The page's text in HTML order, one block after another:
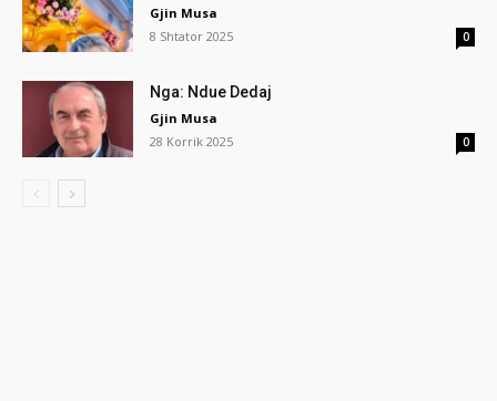
Gjin Musa
8 Shtator 2025
0
Nga: Ndue Dedaj
Gjin Musa
28 Korrik 2025
0